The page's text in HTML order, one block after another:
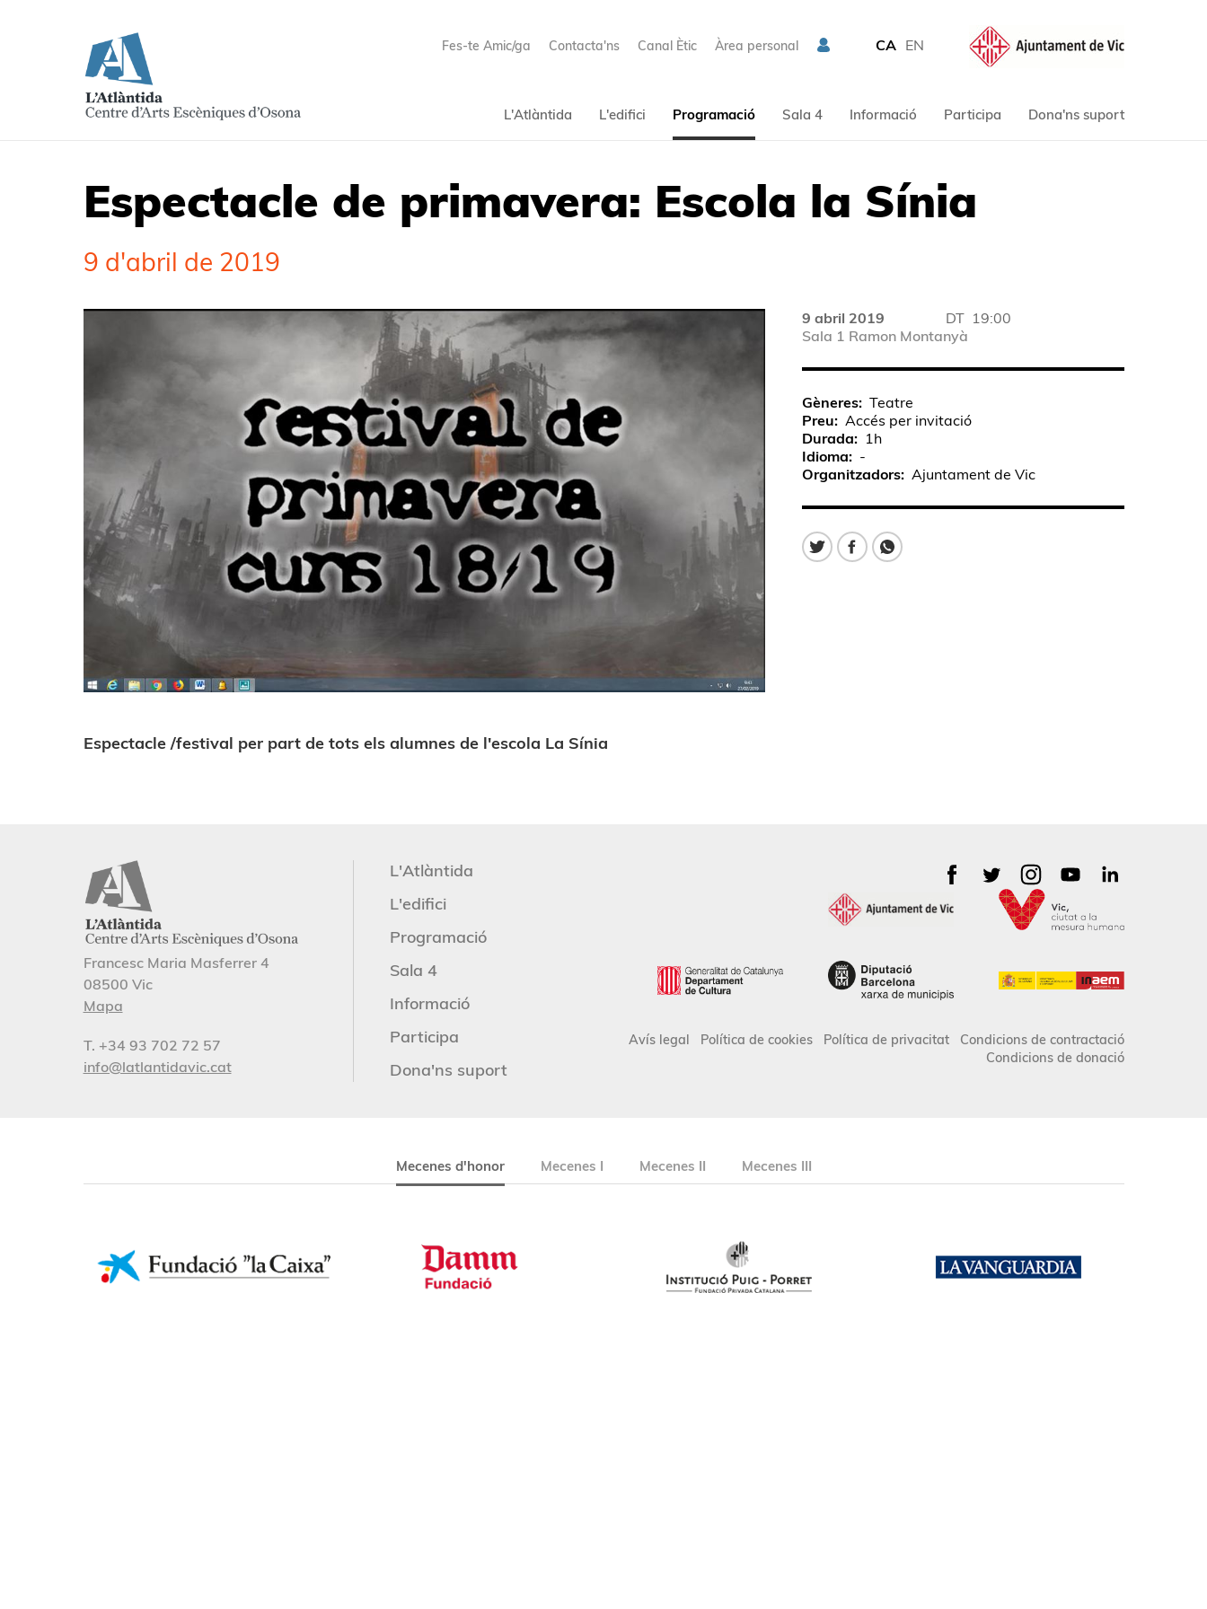
Fes-te Amic/ga Contacta'ns Canal Ètic Àrea personal CA EN
L'Atlàntida L'edifici Programació Sala 4 Informació Participa Dona'ns suport
Espectacle de primavera: Escola la Sínia
9 d'abril de 2019
Espectacle /festival per part de tots els alumnes de l'escola La Sínia
9 abril 2019 DT 19:00
Sala 1 Ramon Montanyà
Gèneres
Teatre
Preu
Accés per invitació
Durada
1h
Idioma
-
Organitzadors
Ajuntament de Vic
Francesc Maria Masferrer 4
08500 Vic
Mapa
T. +34 93 702 72 57
info@latlantidavic.cat
L'Atlàntida
L'edifici
Programació
Sala 4
Informació
Participa
Dona'ns suport
Avís legal Política de cookies Política de privacitat
Condicions de contractació
Condicions de donació
Mecenes d'honor Mecenes I Mecenes II Mecenes III